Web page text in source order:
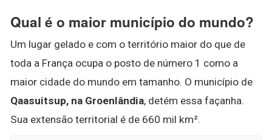
Qual é o maior município do mundo?
Um lugar gelado e com o território maior do que de
toda a França ocupa o posto de número 1 como a
maior cidade do mundo em tamanho. O município de
Qaasuitsup, na Groenlândia, detém essa façanha.
Sua extensão territorial é de 660 mil km².